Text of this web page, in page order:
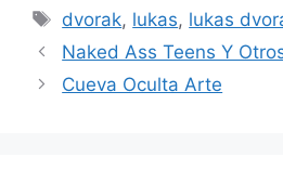
Etiquetas
dvorak, lukas, lukas
Naked Ass Teens Y
Cueva Oculta Arte